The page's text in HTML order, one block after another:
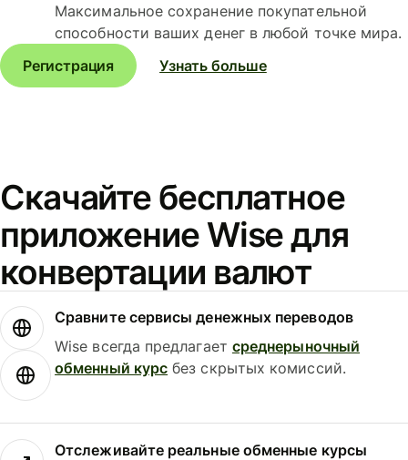
Максимальное сохранение покупательной
способности ваших денег в любой точке мира.
Регистрация
Узнать больше
Скачайте бесплатное
приложение Wise для
конвертации валют
Сравните сервисы денежных переводов
Wise всегда предлагает среднерыночный
обменный курс без скрытых комиссий.
Отслеживайте реальные обменные курсы